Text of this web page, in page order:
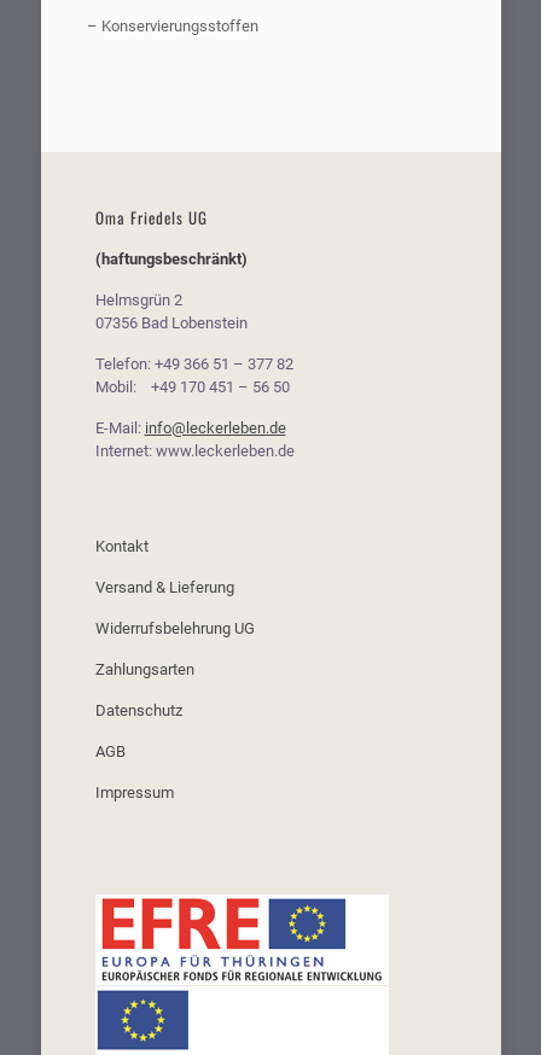
– Konservierungsstoffen
Oma Friedels UG
(haftungsbeschränkt)
Helmsgrün 2
07356 Bad Lobenstein
Telefon: +49 366 51 – 377 82
Mobil: +49 170 451 – 56 50
E-Mail: info@leckerleben.de
Internet: www.leckerleben.de
Kontakt
Versand & Lieferung
Widerrufsbelehrung UG
Zahlungsarten
Datenschutz
AGB
Impressum